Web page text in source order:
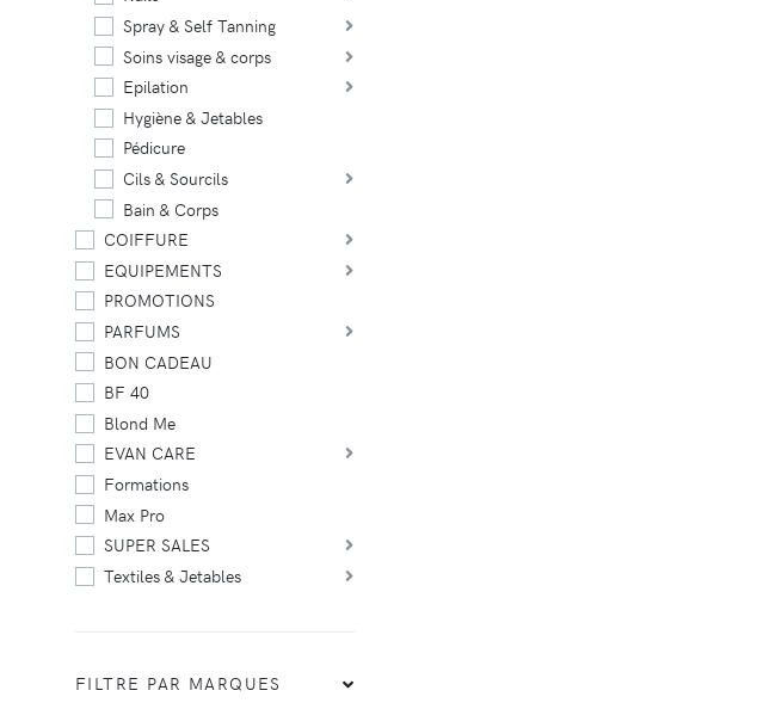
Spray & Self Tanning
Soins visage & corps
Epilation
Hygiène & Jetables
Pédicure
Cils & Sourcils
Bain & Corps
COIFFURE
EQUIPEMENTS
PROMOTIONS
PARFUMS
BON CADEAU
BF 40
Blond Me
EVAN CARE
Formations
Max Pro
SUPER SALES
Textiles & Jetables
FILTRE PAR MARQUES